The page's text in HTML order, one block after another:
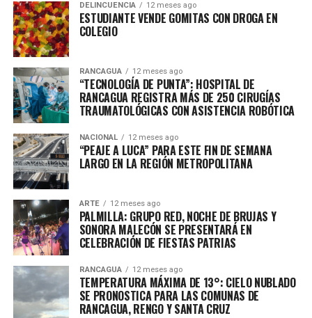
DELINCUENCIA 12 meses ago
ESTUDIANTE VENDE GOMITAS CON DROGA EN
COLEGIO
RANCAGUA 12 meses ago
“TECNOLOGÍA DE PUNTA”: HOSPITAL DE
RANCAGUA REGISTRA MÁS DE 250 CIRUGÍAS
TRAUMATOLÓGICAS CON ASISTENCIA ROBÓTICA
NACIONAL 12 meses ago
“PEAJE A LUCA” PARA ESTE FIN DE SEMANA
LARGO EN LA REGIÓN METROPOLITANA
ARTE 12 meses ago
PALMILLA: GRUPO RED, NOCHE DE BRUJAS Y
SONORA MALECÓN SE PRESENTARÁ EN
CELEBRACIÓN DE FIESTAS PATRIAS
RANCAGUA 12 meses ago
TEMPERATURA MÁXIMA DE 13°: CIELO NUBLADO
SE PRONOSTICA PARA LAS COMUNAS DE
RANCAGUA, RENGO Y SANTA CRUZ